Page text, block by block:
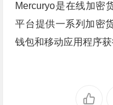
Mercuryo是在线加密
平台提供一系列加密
钱包和移动应用程序获